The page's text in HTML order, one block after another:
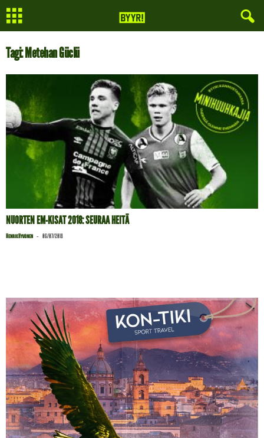
Tagi: Metehan Güclü
NUORTEN EM-KISAT 2018: SEURAA HEITÄ
Henrik Hyvönen - 06/07/2018